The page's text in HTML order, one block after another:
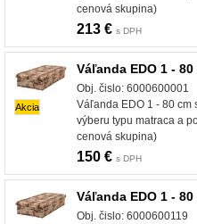
cenová skupina)
213 € s DPH
Akcia
Váľanda EDO 1 -
Obj. čislo: 6000600001
Váľanda EDO 1 - 80 cm
výberu typu matraca a
cenová skupina)
150 € s DPH
Váľanda EDO 1 -
Obj. čislo: 6000600119